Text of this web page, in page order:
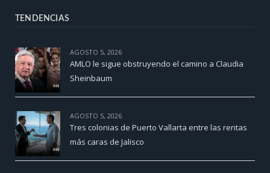
TENDENCIAS
AGOSTO 5, 2026
AMLO le sigue obstruyendo el camino a Claudia
Sheinbaum
AGOSTO 5, 2026
Tres colonias de Puerto Vallarta entre las rentas
más caras de Jalisco